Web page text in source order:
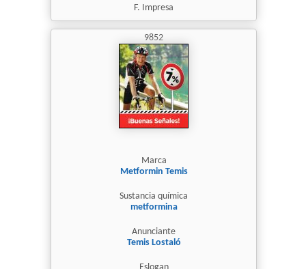
F. Impresa
9852
Marca
Metformin Temis
Sustancia química
metformina
Anunciante
Temis Lostaló